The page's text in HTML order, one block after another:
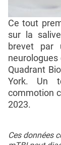
Ce tout
sur la
brevet par
Quadrant
York. Un
commotion
2023.
Ces données